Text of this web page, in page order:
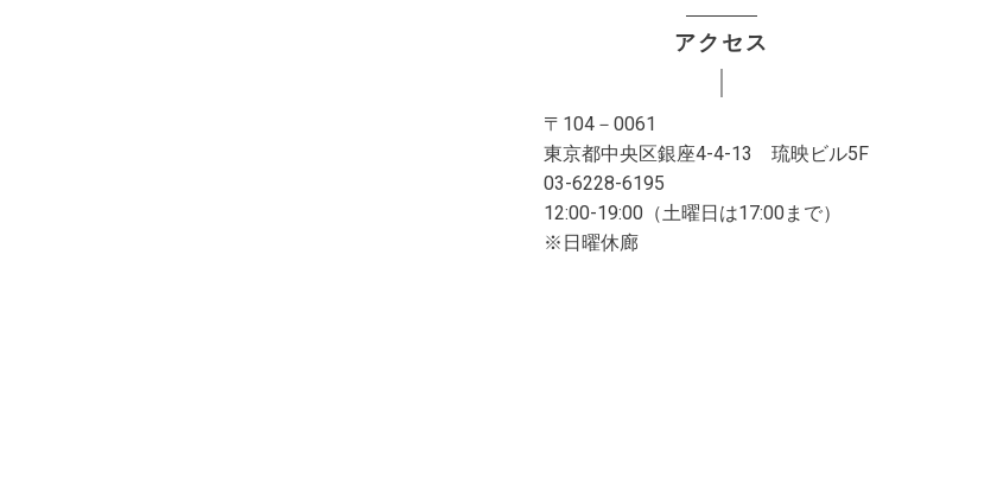
アクセス
〒104－0061
東京都中央区銀座4-4-13 琉映ビル5F
03-6228-6195
12:00-19:00（土曜日は17:00まで）
※日曜休廊